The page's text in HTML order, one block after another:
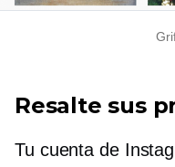
Resalte sus
Tu cuenta de